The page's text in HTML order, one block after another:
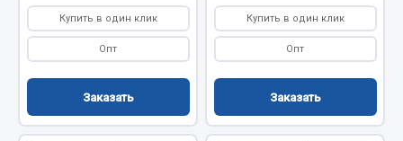
Показать ещё
Весь раздел
Автомобильная электрика
Купить в один клик
Опт
Заказать
Купить в один клик
Опт
Заказать